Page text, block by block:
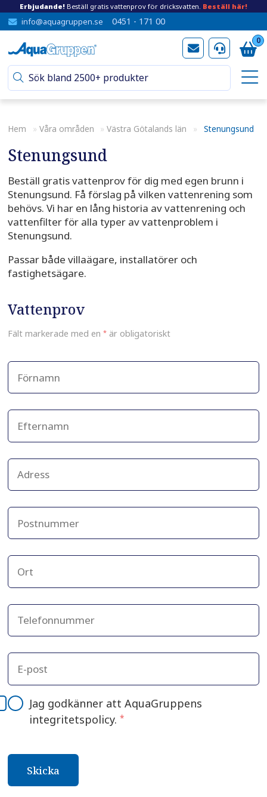
Erbjudande! Beställ gratis vattenprov för dricksvatten. Beställ här!
info@aquagruppen.se 0451 - 171 00
0
Hem » Våra områden »Västra Götalands län » Stenungsund
Stenungsund
Beställ gratis vattenprov för dig med egen brunn i
Stenungsund. Få förslag på vilken vattenrening som
behövs. Vi har en lång historia av vattenrening och
vattenfilter för alla typer av vattenproblem i
Stenungsund.
Passar både villaägare, installatörer och
fastighetsägare.
Vattenprov
Fält markerade med en *är obligatoriskt
Jag godkänner att AquaGruppens
integritetspolicy. *